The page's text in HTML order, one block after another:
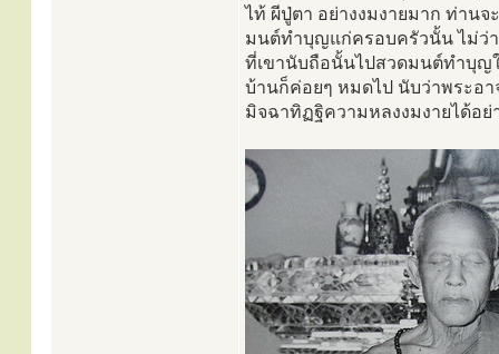
ไท้ ผีปู่ตา อย่างงมงายมาก ท่าน
มนต์ทำบุญแก่ครอบครัวนั้น ไม่ว่า
ที่เขานับถือนั้นไปสวดมนต์ทำบุญ
บ้านก็ค่อยๆ หมดไป นับว่าพระอ
มิจฉาทิฏฐิความหลงงมงายได้อย่